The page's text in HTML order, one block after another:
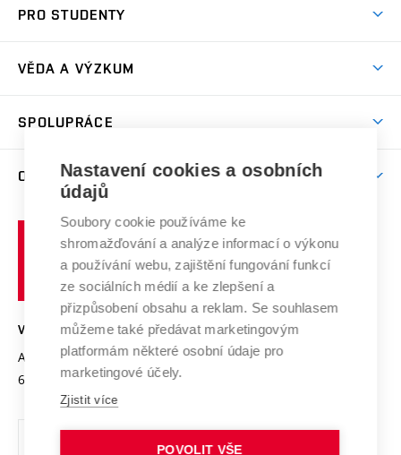
Koleje
Sport na VUT
Brno
Dny otevřených dveří
Celoživotní vzdělávání
E-přihláška
PRO STUDENTY
Harmonogram akademického roku
Závěrečné práce
Doktorské studium
Zpracování osobních údajů studentů
Sociální bezpečí
Studium bez bariér
Podpora podnikání
VĚDA A VÝZKUM
Mezinárodní vědecká rada
Systém zajišťování kvality výzkumu
Výzkumné infrastruktury
Transfer znalostí
Open Science
Projekty
Projekty ze strukturálních fondů
Specifický výzkum
SPOLUPRÁCE
Zahraniční spolupráce
Spolupráce se školami
Služby univerzity
Mezinárodní dohody
Univerzitní sítě
O UNIVERZITĚ
Profil univerzity
Udržitelná univerzita
Podnikavá univerzita / ContriBUTe
Bezpečná univerzita
Vyznamenání
Organizační struktura
Ochrana osobních údajů
učení
technické
VYSOKÉ UČENÍ TECHNICKÉ V BRNĚ
Antonínská 548/1
602 00 Brno
www.vut.cz
vut@vutbr.cz
Nastavení cookies a osobních
údajů
Soubory cookie používáme ke
shromažďování a analýze informací o výkonu
a používání webu, zajištění fungování funkcí
ze sociálních médií a ke zlepšení a
přizpůsobení obsahu a reklam. Se souhlasem
můžeme také předávat marketingovým
platformám některé osobní údaje pro
marketingové účely.
Zjistit více
POVOLIT VŠE